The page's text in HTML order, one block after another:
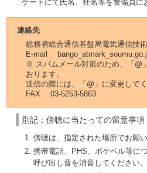
ゲートにて氏名、社名等を警備員に
連絡先
総務省総合通信基盤局電気通信技
E-mail
※ スパムメール対策のため、「@
おります。
送信の際には、「@」に変更してく
FAX 03-5253-5863
別記：傍聴に当たっての留意事項
傍聴は、指定された場所でお願い
携帯電話、PHS、ポケベル等に
呼び出し音を消音してください。